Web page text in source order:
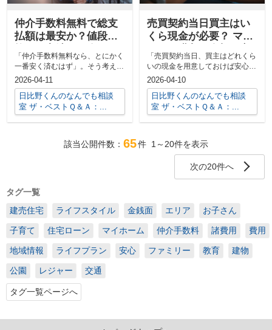
仲介手数料無料で総支
払額は最安か？値段を
「仲介手数料無料なら、とにかく
一番安く済むはず」。そう考えて
いませんか。確かに仲介手数料が
無料になる...
2026-04-11
日比野くんのなんでも相談
室 ザ・ベストＱ＆Ａ：...
売買契約当日買主はい
くら現金が必要？ マイ
と準備の流れを解説
「売買契約当日、買主はどれくら
いの現金を用意しておけば安心な
のか」。初めてマイホームを購入
する方から...
2026-04-10
日比野くんのなんでも相談
室 ザ・ベストＱ＆Ａ：...
該当公開件数： 65件 1～20件を表示
次の20件へ
タグ一覧
建売住宅
ライフスタイル 金銭面 エリア お子さん
子育て 住宅ローン マイホーム 仲介手数料 諸費用 費用
地域情報 ライフプラン 安心 ファミリー 教育 建物
公園 レジャー 交通
タグ一覧ページへ